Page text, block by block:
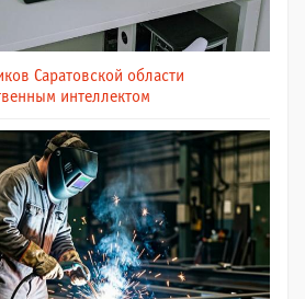
Саратовской области
интеллектом